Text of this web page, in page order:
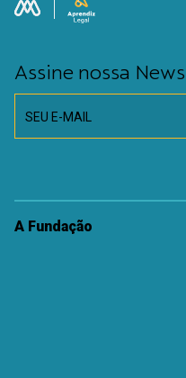
Assine nossa
SEU E-MAIL
A Fundação